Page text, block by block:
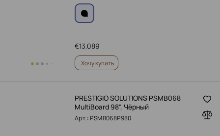
13,089
€
Хочу купить
PRESTIGIO SOLUTIONS PSMB068
MultiBoard 98", Чёрный
Арт.: PSMB068P980